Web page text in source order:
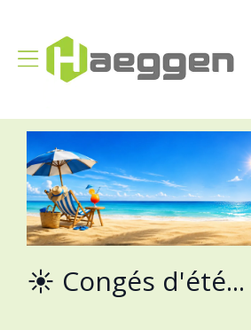
Affichage navigation
☀️ Congés d'été...